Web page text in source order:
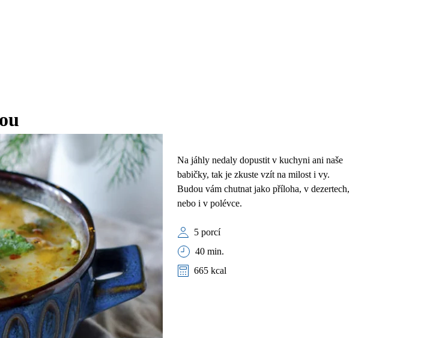
Na jáhly nedaly dopustit v kuchyni ani naše
babičky, tak je zkuste vzít na milost i vy.
Budou vám chutnat jako příloha, v dezertech,
nebo i v polévce.
5 porcí
40 min.
665 kcal